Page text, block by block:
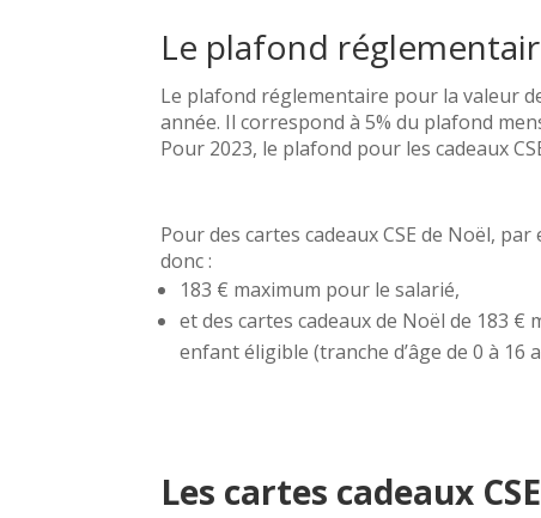
Le plafond
Le plafond réglementaire pour la valeur
année. Il correspond à 5% du plafond
Pour 2023, le plafond pour les cadeaux
Pour des cartes cadeaux CSE de Noël,
donc :
183 € maximum pour le salarié,
et des cartes cadeaux de Noël de 183 €
enfant éligible (tranche d’âge de 0 à 16
Les cartes cadeaux